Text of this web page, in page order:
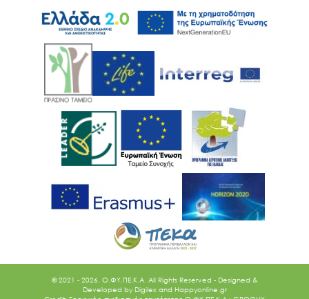
© 2021 - 2026. O.ΦΥ.ΠΕ.Κ.Α. All Rights Reserved - Designed &
Developed by Digilex and Happyonline.gr